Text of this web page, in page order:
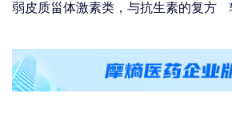
弱皮质甾体激素类，与抗生素的复方